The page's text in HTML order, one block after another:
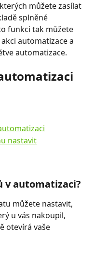
můžete zasílat
splněné
funkci tak můžete
automatizace a
automatizace.
nastavit
v automatizaci?
můžete nastavit,
u vás nakoupil,
otevírá vaše